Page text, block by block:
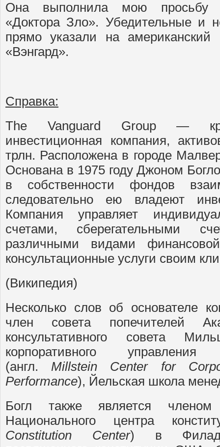
Она выполнила мою просьбу
«Доктора Зло». Убедительные и
прямо указали на
«Вэнгард».
Справка:
The Vanguard Group —
инвестиционная компания,
трлн. Расположена в городе
Основана в 1975 году Джоном
в собственности фондов
следовательно ею владеют
Компания управляет
счетами, сберегательными
различными видами
консультационные услуги своим
(Википедия)
Несколько слов об основателе
член совета попечителей
консультативного совета
корпоративного
(англ. Millstein Center for
Performance), Йельская школа
Богл также является членом
Национального центра
Constitution
Center) в